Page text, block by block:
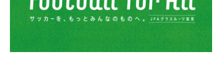
by
cotooladmin